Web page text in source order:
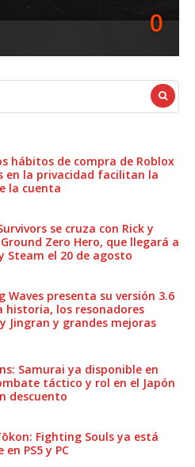
0
hábitos de compra de Roblox
en la privacidad facilitan la
la cuenta
se cruza con Rick y
Zero Hero, que llegará a
Steam el 20 de agosto
Waves presenta su versión 3.6
historia, los resonadores
Jingran y grandes mejoras
Samurai ya disponible en
táctico y rol en el Japón
descuento
Fighting Souls ya está
PS5 y PC